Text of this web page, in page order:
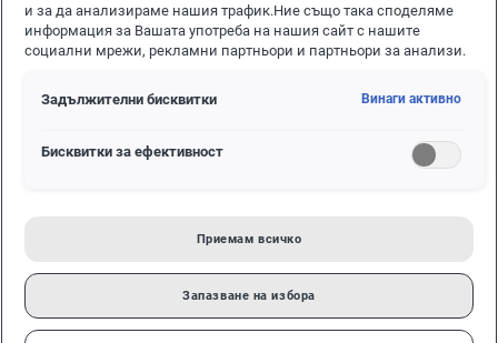
и за да анализираме нашия трафик.Ние също така споделяме
информация за Вашата употреба на нашия сайт с нашите
социални мрежи, рекламни партньори и партньори за анализи.
Задължителни бисквитки Винаги активно
Бисквитки за ефективност
Приемам всичко
Запазване на избора